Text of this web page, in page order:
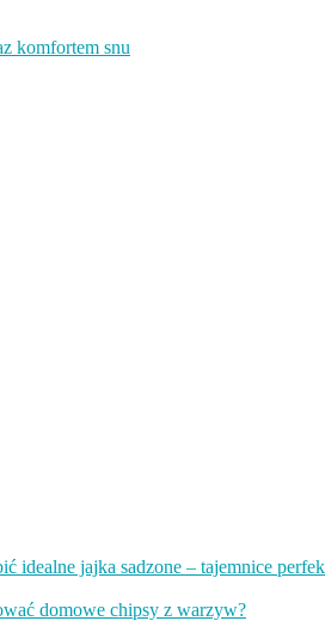
komfortem snu
idealne jajka sadzone – tajemnice
domowe chipsy z warzyw?